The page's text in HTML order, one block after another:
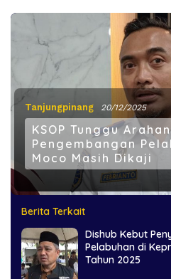
Tanjungpinang 20/12/2025
KSOP Tunggu
Pengembangan
Moco Masih Dikaji
Berita Terkait
Dishub Kebut
Pelabuhan di
Tahun 2025